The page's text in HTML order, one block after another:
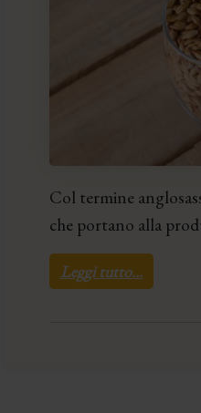
Col termine
che portano alla
Leggi tutto…